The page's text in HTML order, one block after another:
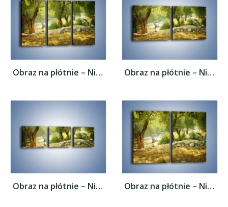
Obraz na płótnie – Niedzielny spacer pod... Obraz na płótnie – Niedzielny spacer pod...
Obraz na płótnie – Niedzielny spacer pod... Obraz na płótnie – Niedzielny spacer pod...